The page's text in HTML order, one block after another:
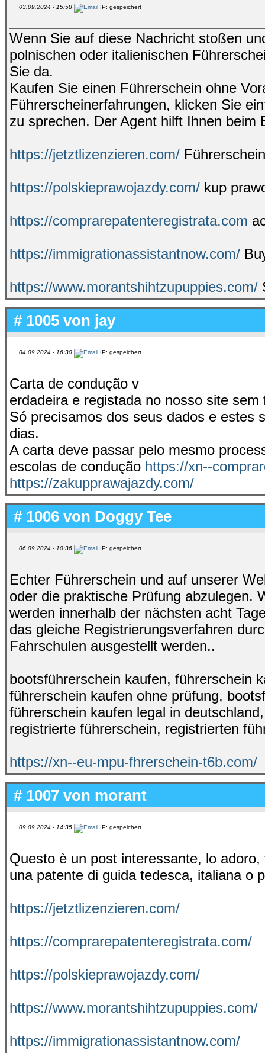
03.09.2024 - 15:58 IP: gespeichert
Wenn Sie auf diese Nachricht stoßen
polnischen oder italienischen
Sie da.
Kaufen Sie einen Führerschein ohne
Führerscheinerfahrungen, klicken Sie
zu sprechen. Der Agent hilft Ihnen beim
https://jetztlizenzieren.com/
https://polskieprawojazdy.com/ kup
https://comprarepatenteregistrata.com
https://immigrationassistantnow.com/
https://www.morantshihtzupuppies.com/
# 1005 von jay
04.09.2024 - 16:30 IP: gespeichert
Carta de condução v
erdadeira e registada no nosso site
Só precisamos dos seus dados e estes
dias.
A carta deve passar pelo mesmo
escolas de condução https://xn--
https://zakupprawajazdy.com/
# 1006 von Doggy Tee
06.09.2024 - 10:36 IP: gespeichert
Echter Führerschein und auf unserer
oder die praktische Prüfung abzulegen.
werden innerhalb der nächsten acht
das gleiche Registrierungsverfahren
Fahrschulen ausgestellt werden..
bootsführerschein kaufen, führerschein
führerschein kaufen ohne prüfung,
führerschein kaufen legal in
registrierte führerschein, registrierten
https://xn--eu-mpu-fhrerschein-t6b.com/
# 1007 von morant
09.09.2024 - 14:35 IP: gespeichert
Questo è un post interessante, lo
una patente di guida tedesca, italiana o
https://jetztlizenzieren.com/
https://comprarepatenteregistrata.com/
https://polskieprawojazdy.com/
https://www.morantshihtzupuppies.com/
https://immigrationassistantnow.com/